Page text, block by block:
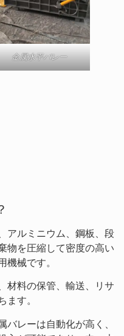
金属水平バレー
アルミニウム、鋼板、段
物を圧縮して密度の高い
械です。
材料の保管、輸送、リサ
す。
レーは自動化が高く、